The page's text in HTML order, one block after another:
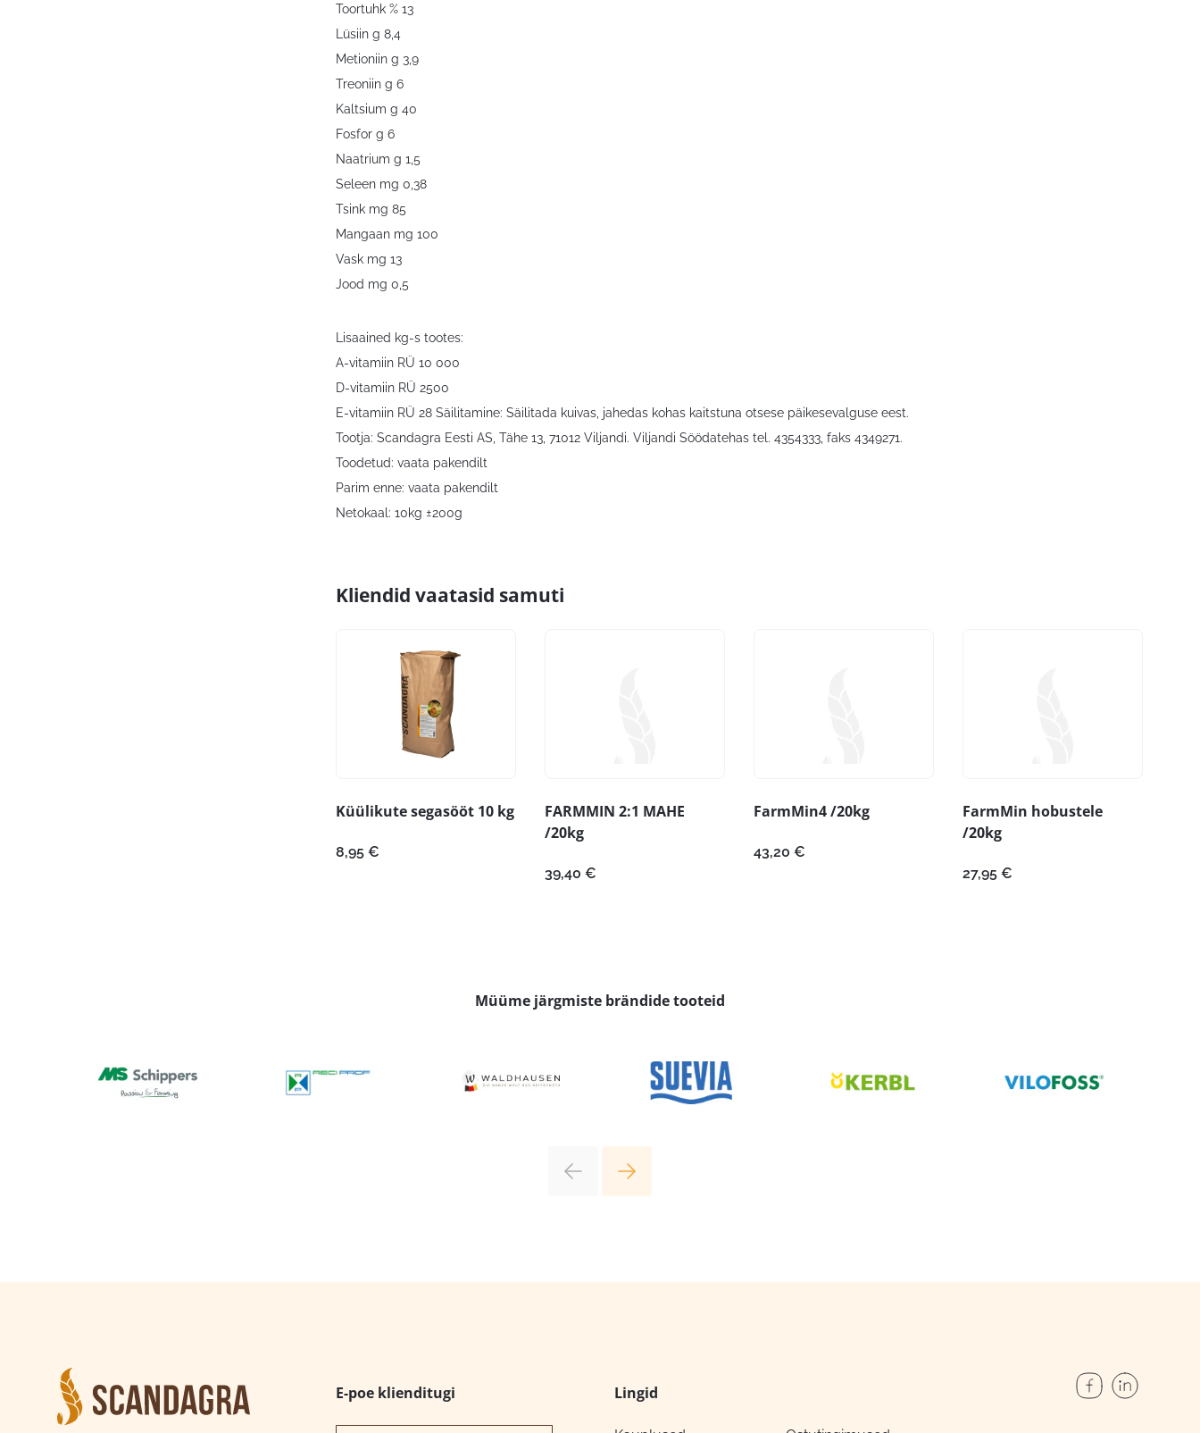
Toortuhk % 13
Lüsiin g 8,4
Metioniin g 3,9
Treoniin g 6
Kaltsium g 40
Fosfor g 6
Naatrium g 1,5
Seleen mg 0,38
Tsink mg 85
Mangaan mg 100
Vask mg 13
Jood mg 0,5
Lisaained kg-s tootes:
A-vitamiin RÜ 10 000
D-vitamiin RÜ 2500
E-vitamiin RÜ 28 Säilitamine: Säilitada kuivas, jahedas kohas kaitstuna otsese päikesevalguse eest.
Tootja: Scandagra Eesti AS, Tähe 13, 71012 Viljandi. Viljandi Söödatehas tel. 4354333, faks 4349271.
Toodetud: vaata pakendilt
Parim enne: vaata pakendilt
Netokaal: 10kg ±200g
Kliendid vaatasid samuti
Küülikute segasööt 10 kg
8,95 €
FARMMIN 2:1 MAHE
/20kg
39,40 €
FarmMin4 /20kg
43,20 €
FarmMin hobustele
/20kg
27,95 €
Müüme järgmiste brändide tooteid
E-poe klienditugi Lingid